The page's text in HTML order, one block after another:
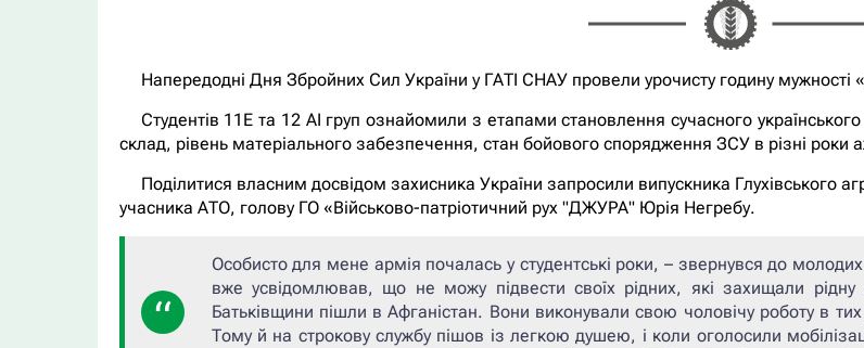
Напередодні Дня Збройних Сил України у ГАТІ СНАУ провели урочисту годину мужності
Студентів 11Е та 12 АІ груп ознайомили з етапами становлення сучасного
склад, рівень матеріального забезпечення, стан бойового спорядження ЗСУ в різні роки
Поділитися власним досвідом захисника України запросили випускника Глухівського
учасника АТО, голову ГО «Військово-патріотичний рух "ДЖУРА" Юрія Негребу.
Особисто для мене армія почалась у студентські роки, – звернувся до
вже усвідомлював, що не можу підвести своїх рідних, які захищали
Батьківщини пішли в Афганістан. Вони виконували свою чоловічу роботу в
Тому й на строкову службу пішов із легкою душею, і коли оголосили